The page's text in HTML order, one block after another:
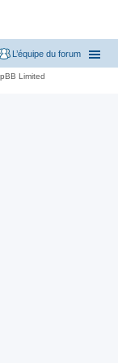
L’équipe du forum
Limited